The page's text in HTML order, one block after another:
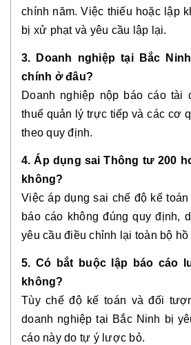
chính năm. Việc thiếu hoặc lập
bị xử phạt và yêu cầu lập lại.
3. Doanh nghiệp tại Bắc
chính ở đâu?
Doanh nghiệp nộp báo cáo tài
thuế quản lý trực tiếp và các cơ
theo quy định.
4. Áp dụng sai Thông tư 200
không?
Việc áp dụng sai chế độ kế
báo cáo không đúng quy định,
yêu cầu điều chỉnh lại toàn bộ hồ
5. Có bắt buộc lập báo cáo
không?
Tùy chế độ kế toán và đối
doanh nghiệp tại Bắc Ninh bị
cáo này do tự ý lược bỏ.